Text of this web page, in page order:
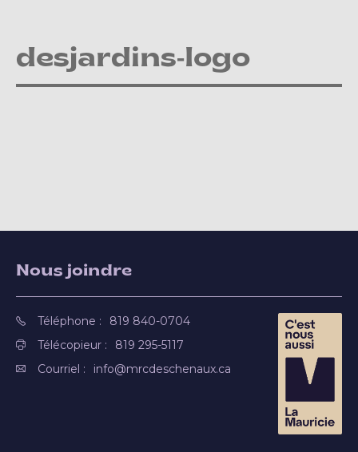
desjardins-logo
Nous joindre
Téléphone :
819 840-0704
Télécopieur :
819 295-5117
Courriel :
info@mrcdeschenaux.ca